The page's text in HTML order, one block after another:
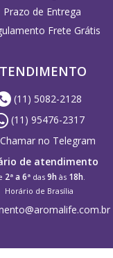
Prazo de Entrega
Frete Grátis
(11) 5082-2128
(11) 95476-2317
Chamar no Telegram
de atendimento
2ª a 6ª das 9h às 18h
Horário de Brasília